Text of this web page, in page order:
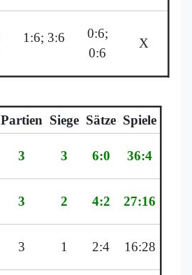
1:6; 3:6
0:6;
0:6
X
Partien Siege Sätze Spiele
3 3 6:0 36:4
3 2 4:2 27:16
3 1 2:4 16:28